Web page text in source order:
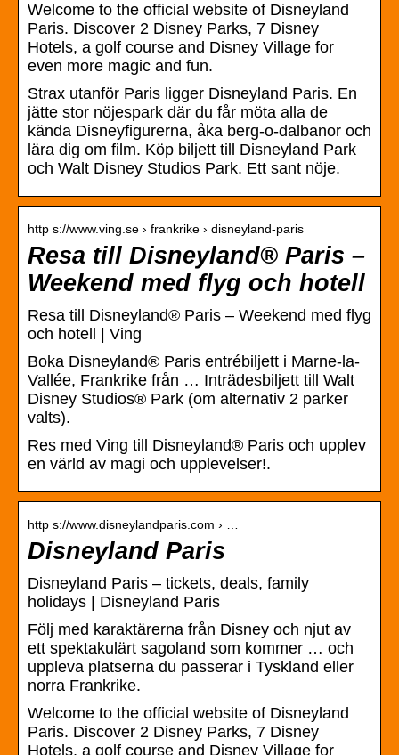
Welcome to the official website of Disneyland
Paris. Discover 2 Disney Parks, 7 Disney
Hotels, a golf course and Disney Village for
even more magic and fun.
Strax utanför Paris ligger Disneyland Paris. En
jätte stor nöjespark där du får möta alla de
kända Disneyfigurerna, åka berg-o-dalbanor och
lära dig om film. Köp biljett till Disneyland Park
och Walt Disney Studios Park. Ett sant nöje.
http s://www.ving.se › frankrike › disneyland-paris
Resa till Disneyland® Paris –
Weekend med flyg och hotell
Resa till Disneyland® Paris – Weekend med flyg
och hotell | Ving
Boka Disneyland® Paris entrébiljett i Marne-la-
Vallée, Frankrike från … Inträdesbiljett till Walt
Disney Studios® Park (om alternativ 2 parker
valts).
Res med Ving till Disneyland® Paris och upplev
en värld av magi och upplevelser!.
http s://www.disneylandparis.com › …
Disneyland Paris
Disneyland Paris – tickets, deals, family
holidays | Disneyland Paris
Följ med karaktärerna från Disney och njut av
ett spektakulärt sagoland som kommer … och
uppleva platserna du passerar i Tyskland eller
norra Frankrike.
Welcome to the official website of Disneyland
Paris. Discover 2 Disney Parks, 7 Disney
Hotels, a golf course and Disney Village for